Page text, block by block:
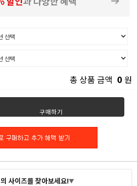
총 상품 금액 0 원
구매하기
사이즈를 찾아보세요!▼